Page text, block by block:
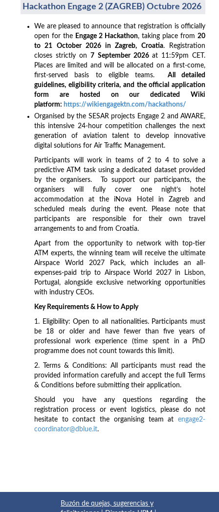
Hackathon Engage 2 (ZAGREB) Octubre 2026
We are pleased to announce that registration is officially
open for the Engage 2 Hackathon, taking place from 20
to 21 October 2026 in Zagreb, Croatia. Registration
closes strictly on7 September 2026 at 11:59pm CET.
Places are limited and will be allocated on a first-come,
first-served basis to eligible teams. All detailed
guidelines, eligibility criteria, and the official application
form are hosted on our dedicated Wiki
platform: https://wikiengagektn.com/hackathons/
Organised by the SESAR projects Engage 2 and AWARE,
this intensive 24-hour competition challenges the next
generation of aviation talent to develop innovative
digital solutions for Air Traffic Management.
Participants will work in teams of 2 to 4 to solve a
predictive ATM task using a dedicated dataset provided
by the organisers. To support our participants, the
organisers will fully cover one night’s hotel
accommodation at the iNova Hotel in Zagreb and
scheduled meals during the event. Please note that
participants are responsible for their own travel
arrangements to and from Croatia.
Apart from the opportunity to network with top-tier
ATM experts, the winning team will receive the ultimate
Airspace World 2027 Pack, which includes an all-
expenses-paid trip to Airspace World 2027 in Lisbon,
Portugal, alongside exclusive networking opportunities
with industry CEOs.
Key Requirements & How to Apply
1. Eligibility: Open to all nationalities. Participants must
be 18 or older and have fewer than five years of
professional work experience (time spent in a PhD
programme does not count towards this limit).
2. Terms & Conditions: All participants must read the
provided information carefully and accept the full Terms
& Conditions before submitting their application.
Should you have any questions regarding the
registration process or event logistics, please do not
hesitate to contact the organising team at engage2-
coordinator@dblue.it.
Buzón de quejas, sugerencias y